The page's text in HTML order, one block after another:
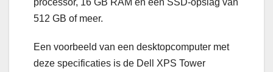
512 GB of meer.
Een voorbeeld van een desktopcomputer met
deze specificaties is de Dell XPS Tower